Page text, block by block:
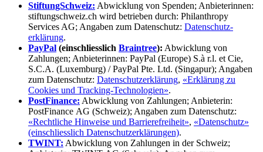
StiftungSchweiz: Abwicklung von Spenden; Anbieterinnen:
stiftungschweiz.ch wird betrieben durch: Philanthropy
Services AG; Angaben zum Daten­schutz: Daten­schutz­
erklärung.
PayPal (einschliesslich Braintree): Abwicklung von
Zahlungen; Anbieterinnen: PayPal (Europe) S.à r.l. et Cie,
S.C.A. (Luxemburg) / PayPal Pte. Ltd. (Singapur); Angaben
zum Daten­schutz: Daten­schutz­erklärung, «Erklärung zu
Cookies und Tracking-Technologien».
PostFinance: Abwicklung von Zahlungen; Anbieterin:
PostFinance AG (Schweiz); Angaben zum Datenschutz:
«Rechtliche Hinweise und Barrierefreiheit», «Datenschutz»
(einschliesslich Datenschutzerklärungen).
TWINT: Abwicklung von Zahlungen in der Schweiz;